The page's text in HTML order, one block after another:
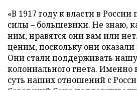
«В 1917 году к власти в
силы – большевики. Не знаю,
ним, нравятся они вам или
ценим, поскольку они
Они стали поддерживать
колониального гнета. Именно
суть наших отношений с